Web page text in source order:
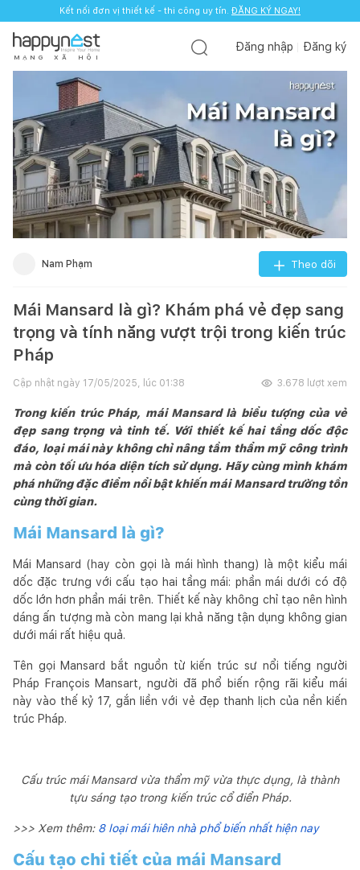
Kết nối đơn vị thiết kế - thi công uy tín. ĐĂNG KÝ NGAY!
M Ạ N G X Ã H Ộ I
Đăng nhập Đăng ký
Nam Phạm Theo dõi
Mái Mansard là gì? Khám phá vẻ đẹp sang
trọng và tính năng vượt trội trong kiến trúc
Pháp
Cập nhật ngày 17/05/2025, lúc 01:38 3.678 lượt xem
Trong kiến trúc Pháp, mái Mansard là biểu tượng của vẻ
đẹp sang trọng và tinh tế. Với thiết kế hai tầng dốc độc
đáo, loại mái này không chỉ nâng tầm thẩm mỹ công trình
mà còn tối ưu hóa diện tích sử dụng. Hãy cùng mình khám
phá những đặc điểm nổi bật khiến mái Mansard trường tồn
cùng thời gian.
Mái Mansard là gì?
Mái Mansard (hay còn gọi là mái hình thang) là một kiểu mái
dốc đặc trưng với cấu tạo hai tầng mái: phần mái dưới có độ
dốc lớn hơn phần mái trên. Thiết kế này không chỉ tạo nên hình
dáng ấn tượng mà còn mang lại khả năng tận dụng không gian
dưới mái rất hiệu quả.
Tên gọi Mansard bắt nguồn từ kiến trúc sư nổi tiếng người
Pháp François Mansart, người đã phổ biến rộng rãi kiểu mái
này vào thế kỷ 17, gắn liền với vẻ đẹp thanh lịch của nền kiến
trúc Pháp.
Cấu trúc mái Mansard vừa thẩm mỹ vừa thực dụng, là thành
tựu sáng tạo trong kiến trúc cổ điển Pháp.
>>> Xem thêm: 8 loại mái hiên nhà phổ biến nhất hiện nay
Cấu tạo chi tiết của mái Mansard